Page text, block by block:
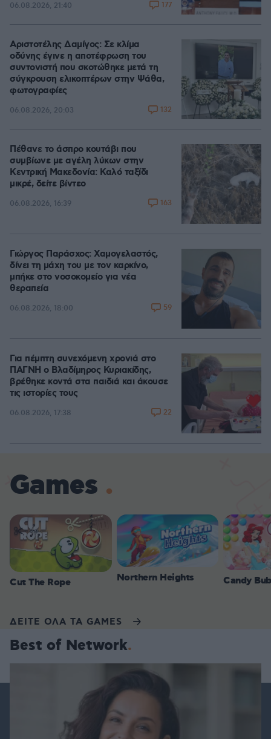
06.08.2026, 21:40 177
Αριστοτέλης Δαμίγος: Σε κλίμα
οδύνης έγινε η αποτέφρωση του
συντονιστή που σκοτώθηκε μετά τη
σύγκρουση ελικοπτέρων στην Ψάθα,
φωτογραφίες
06.08.2026, 20:03 132
Πέθανε το άσπρο κουτάβι που
συμβίωνε με αγέλη λύκων στην
Κεντρική Μακεδονία: Καλό ταξίδι
μικρέ, δείτε βίντεο
06.08.2026, 16:39 163
Γιώργος Παράσχος: Χαμογελαστός,
δίνει τη μάχη του με τον καρκίνο,
μπήκε στο νοσοκομείο για νέα
θεραπεία
06.08.2026, 18:00 59
Για πέμπτη συνεχόμενη χρονιά στο
ΠΑΓΝΗ ο Βλαδίμηρος Κυριακίδης,
βρέθηκε κοντά στα παιδιά και άκουσε
τις ιστορίες τους
06.08.2026, 17:38 22
Games
Cut The Rope Northern Heights Candy
ΔΕΙΤΕ ΟΛΑ ΤΑ GAMES
Best of Network